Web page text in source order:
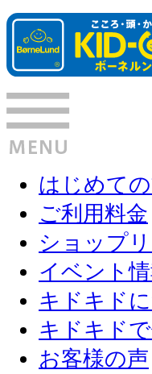
はじめて
ご利用料金
ショップ
イベント
キドキド
キドキド
お客様の声